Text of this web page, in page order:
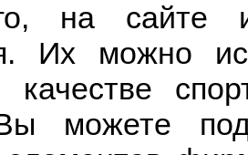
на сайте
Их можно
качестве
можете